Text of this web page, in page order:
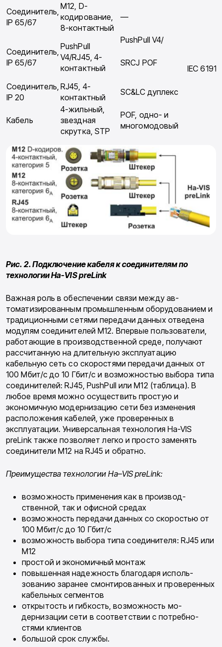
Соединитель,
IP 65/67
M12, D-
кодирование,
8-контактный
—
IEC 61918
Соединитель,
IP 65/67
PushPull
V4/RJ45, 4-
контактный
PushPull V4/
SRCJ POF
Соединитель,
IP 20
RJ45, 4-
контактный
SC&LC дуплекс
Кабель
4-жильный,
звезд­ная
скрутка, STP
POF, одно- и
многомодовый
Рис. 2. Подключение кабеля к соединителям по
технологии Ha-VIS preLink
Важная роль в обеспечении связи между ав­
томатизированным промышленным оборудо­ванием и
традиционными сетями передачи данных отведена
модулям соединителей M12. Впервые пользователи,
работающие в про­изводственной среде, получают
рассчитанную на длительную эксплуатацию
кабельную сеть со скоростями передачи данных от
100 Мбит/с до 10 Гбит/с и возможностью выбора типа
со­единителей: RJ45, PushPull или M12 (табли­ца). В
любое время можно осуществить про­стую и
экономичную модернизацию сети без изменения
расположения кабелей, уже прове­ренных в
эксплуатации. Универсальная технология Ha-VIS
preLink также позволяет легко и просто заменять
соединители M12 на RJ45 и обратно.
Преимущества технологииHa–VIS preLink:
возможность применения как в производ­
ственной, так и офисной средах
возможность передачи данных со скоро­стью от
100 Мбит/с до 10 Гбит/с
возможность выбора типа соединителя: RJ45 или
M12
простой и экономичный монтаж
повышенная надежность благодаря исполь­
зованию заранее смонтированных и прове­ренных
кабельных сегментов
открытость и гибкость, возможность мо­
дернизации сети в соответствии с потребно­
стями клиентов
большой срок службы.